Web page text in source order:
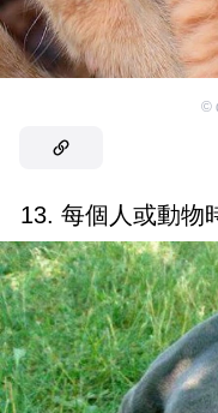
©
13. 每個人或動物